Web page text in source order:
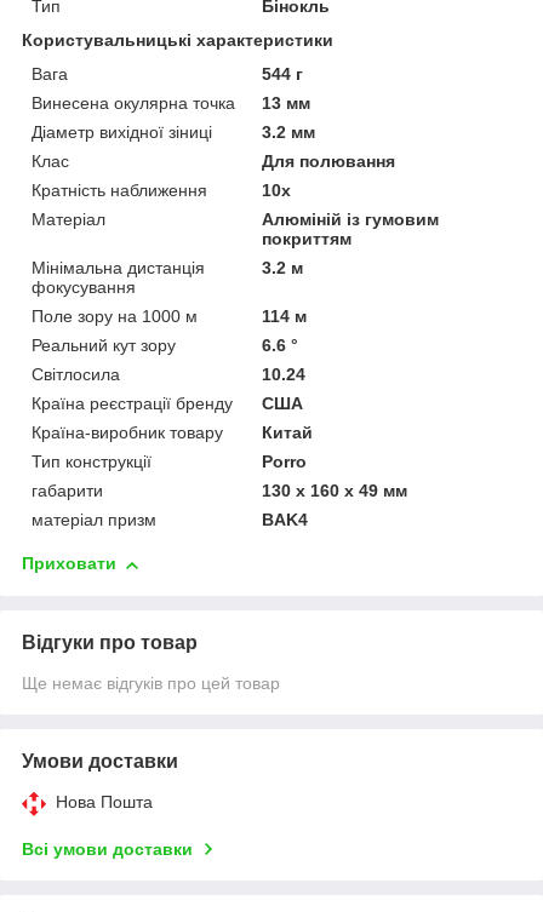
Тип
Бінокль
Користувальницькі характеристики
Вага
544 г
Винесена окулярна точка
13 мм
Діаметр вихідної зіниці
3.2 мм
Клас
Для полювання
Кратність наближення
10х
Матеріал
Алюміній із гумовим
покриттям
Мінімальна дистанція
фокусування
3.2 м
Поле зору на 1000 м
114 м
Реальний кут зору
6.6 °
Світлосила
10.24
Країна реєстрації бренду
США
Країна-виробник товару
Китай
Тип конструкції
Porro
габарити
130 x 160 х 49 мм
матеріал призм
BAK4
Приховати
Відгуки про товар
Ще немає відгуків про цей товар
Умови доставки
Нова Пошта
Всі умови доставки